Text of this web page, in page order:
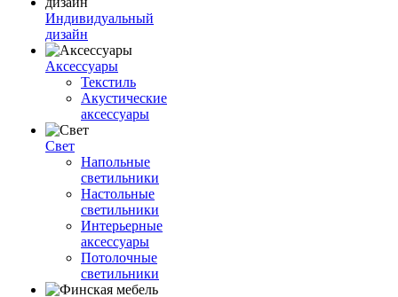
Индивидуальный
дизайн
Аксессуары
Текстиль
Акустические
аксессуары
Свет
Напольные
светильники
Настольные
светильники
Интерьерные
аксессуары
Потолочные
светильники